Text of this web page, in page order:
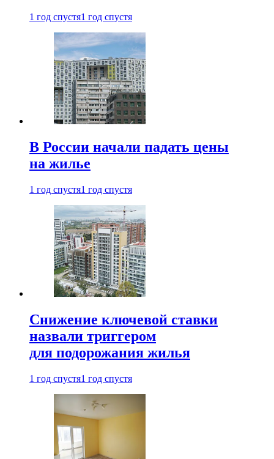
1 год спустя1 год спустя
В России начали падать цены
на жилье
1 год спустя1 год спустя
Снижение ключевой ставки
назвали триггером
для подорожания жилья
1 год спустя1 год спустя